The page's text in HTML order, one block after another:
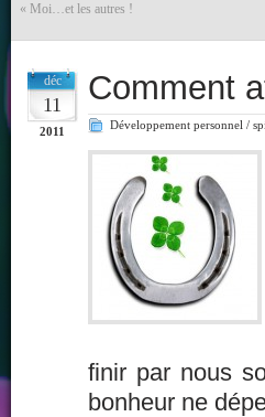
« Moi…et les autres !
déc
11
2011
Comment
Développement personnel /
finir par nous
bonheur ne